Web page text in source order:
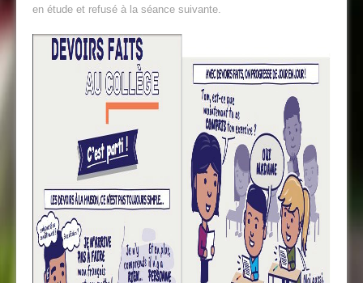
en étude et refusé à la séance suivante.